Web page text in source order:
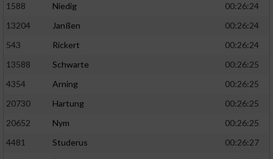
1588
Niedig
00:26:24
13204
Janßen
00:26:24
543
Rickert
00:26:24
13588
Schwarte
00:26:25
4354
Arning
00:26:25
20730
Hartung
00:26:25
20652
Nym
00:26:25
4481
Studerus
00:26:27